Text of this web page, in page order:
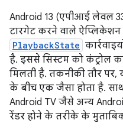
Android 13 (एपीआई लेवल
टारगेट करने वाले
PlaybackState
है. इससे सिस्टम को कंट्रोल
मिलती है. तकनीकी तौर
के बीच एक जैसा होता है.
Android TV जैसे अन्य
रेंडर होने के तरीके के